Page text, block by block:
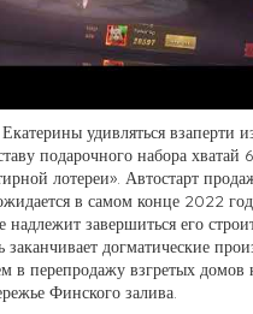
удивляться взаперти
подарочного набора хватай
лотереи». Автостарт
в самом конце 2022
надлежит завершиться его
догматические
в перепродажу взгретых домов
Финского залива.